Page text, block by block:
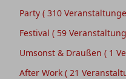
Party ( 310
Festival ( 59
Umsonst & Draußen ( 1
After Work ( 21